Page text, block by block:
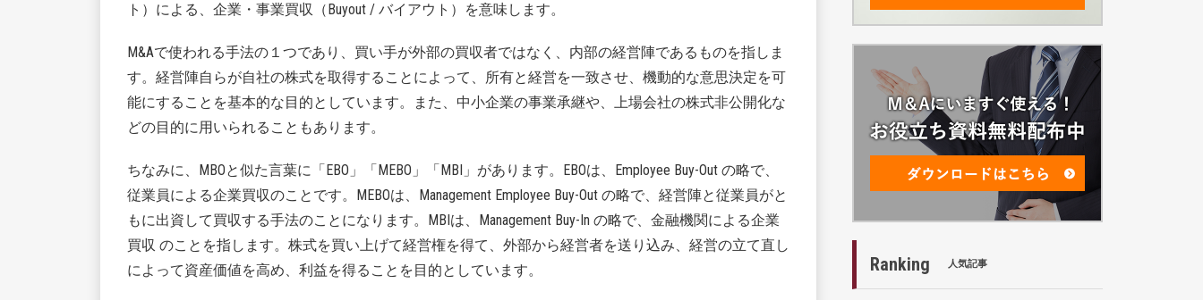
ト）による、企業・事業買収（Buyout / バイアウト）を意味します。
M&Aで使われる手法の１つであり、買い手が外部の買収者ではなく、内部の経営陣であるものを指しま
す。経営陣自らが自社の株式を取得することによって、所有と経営を一致させ、機動的な意思決定を可
能にすることを基本的な目的としています。また、中小企業の事業承継や、上場会社の株式非公開化な
どの目的に用いられることもあります。
ちなみに、MBOと似た言葉に「EBO」「MEBO」「MBI」があります。EBOは、Employee Buy-Out の略で、
従業員による企業買収のことです。MEBOは、Management Employee Buy-Out の略で、経営陣と従業員がと
もに出資して買収する手法のことになります。MBIは、Management Buy-In の略で、金融機関による企業
買収 のことを指します。株式を買い上げて経営権を得て、外部から経営者を送り込み、経営の立て直し
によって資産価値を高め、利益を得ることを目的としています。
Ranking 人気記事